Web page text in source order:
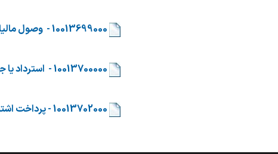
​ 10013699000 - وصول مالیات و ارزش افزوده سود سهام شرکت های دولتی
​ 10013700000 - استرداد یا جا به جایی وجوه عمومی اشتباه واریزی
​ 10013702000 - پرداخت اشتباه واریزی یا جابه جایی وجه سپرده دستگاه های اجرایی